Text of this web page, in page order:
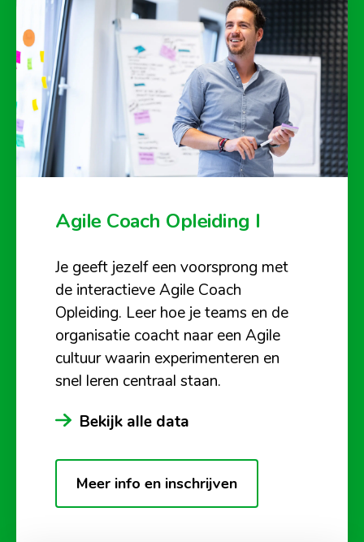
Agile Coach Opleiding I
Je geeft jezelf een voorsprong met
de interactieve Agile Coach
Opleiding. Leer hoe je teams en de
organisatie coacht naar een Agile
cultuur waarin experimenteren en
snel leren centraal staan.
Bekijk alle data
Meer info en inschrijven